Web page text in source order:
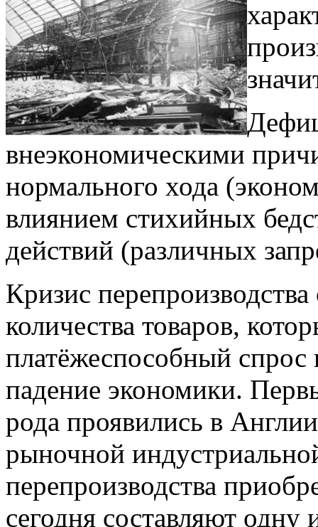
внеэкономическими
нормального хода
влиянием стихийных
действий (различных
Кризис
количества товаров,
платёжеспособный спрос
падение экономики.
рода проявились в
рыночной
перепроизводства
сегодня составляют одну